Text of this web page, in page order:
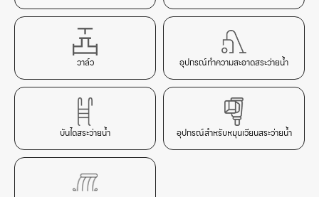
วาล์ว อุปกรณ์ทำความสะอาดสระว่ายน้ำ
บันไดสระว่ายน้ำ อุปกรณ์สำหรับหมุนเวียนสระว่ายน้ำ